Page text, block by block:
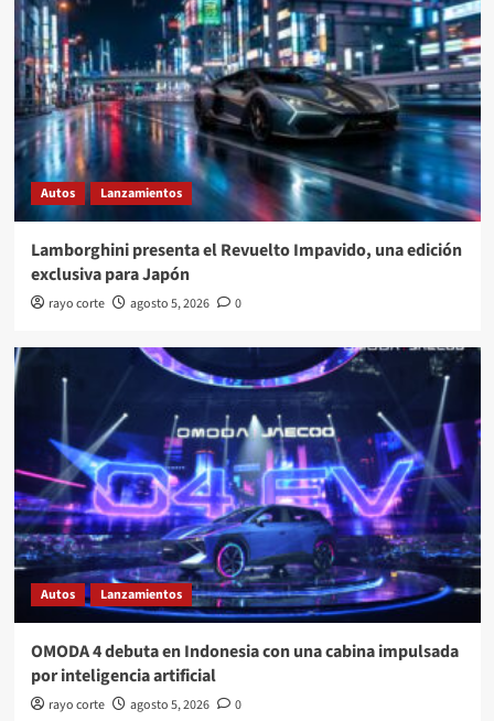
Autos Lanzamientos
Lamborghini presenta el Revuelto Impavido, una edición
exclusiva para Japón
rayo corte agosto 5, 2026 0
Autos Lanzamientos
OMODA 4 debuta en Indonesia con una cabina impulsada
por inteligencia artificial
rayo corte agosto 5, 2026 0